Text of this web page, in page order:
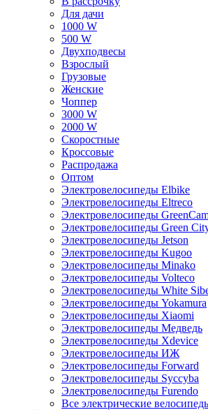
Для дачи
1000 W
500 W
Двухподвесы
Взрослый
Грузовые
Женские
Чоппер
3000 W
2000 W
Скоростные
Кроссовые
Распродажа
Оптом
Электровелосипеды Elbike
Электровелосипеды Eltreco
Электровелосипеды
Электровелосипеды Green
Электровелосипеды Jetson
Электровелосипеды Kugoo
Электровелосипеды Minako
Электровелосипеды Volteco
Электровелосипеды White
Электровелосипеды Yokamura
Электровелосипеды Xiaomi
Электровелосипеды Медведь
Электровелосипеды Xdevice
Электровелосипеды ИЖ
Электровелосипеды Forward
Электровелосипеды Syccyba
Электровелосипеды Furendo
Все электрические